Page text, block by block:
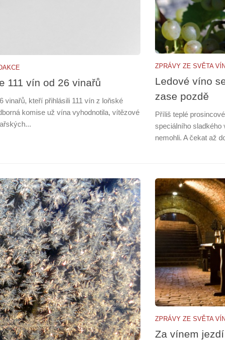
111 vín od 26 vinařů
vinařů, kteří přihlásili 111 vín z loňské
komise už vína vyhodnotila, vítězové
ZPRÁVY ZE SVĚTA
Ledové víno
zase pozdě
Příliš teplé
speciálního sladkého
nemohli. A čekat až
ZPRÁVY ZE SVĚTA
Za vínem